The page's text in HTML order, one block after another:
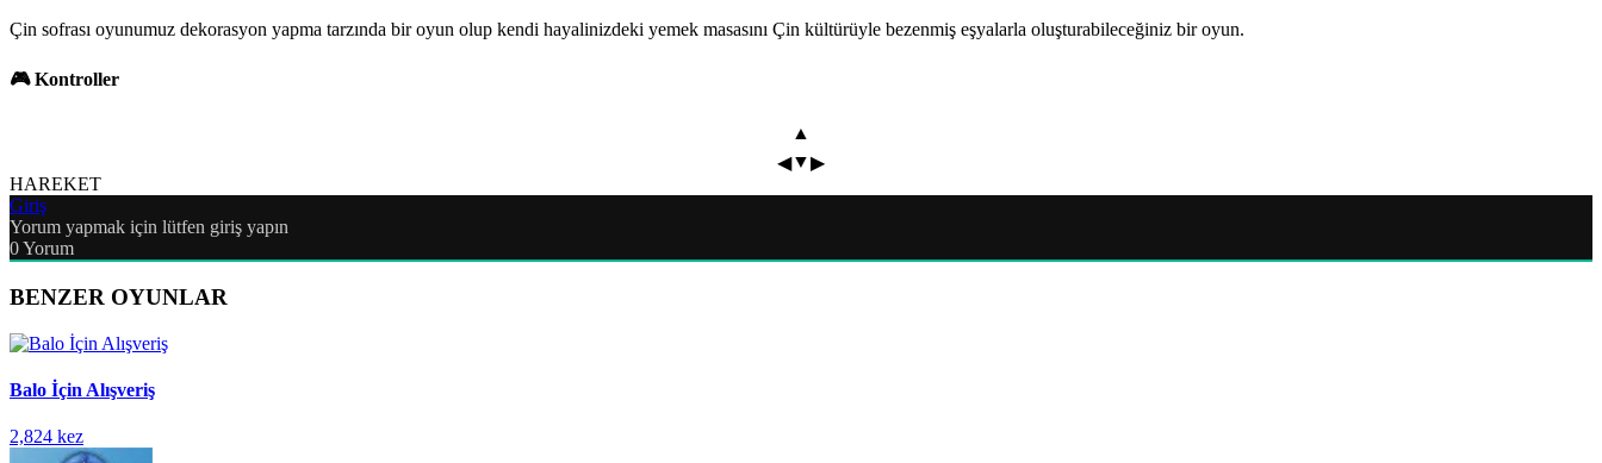
Çin sofrası oyunumuz dekorasyon yapma tarzında bir oyun olup kendi hayalinizdeki yemek masasını Çin kültürüyle bezenmiş eşyalarla oluşturabileceğiniz bir oyun.
🎮 Kontroller
▲
◀▼▶
HAREKET
Giriş
Yorum yapmak için lütfen giriş yapın
0Yorum
BENZER OYUNLAR
Balo İçin Alışveriş
2,824 kez